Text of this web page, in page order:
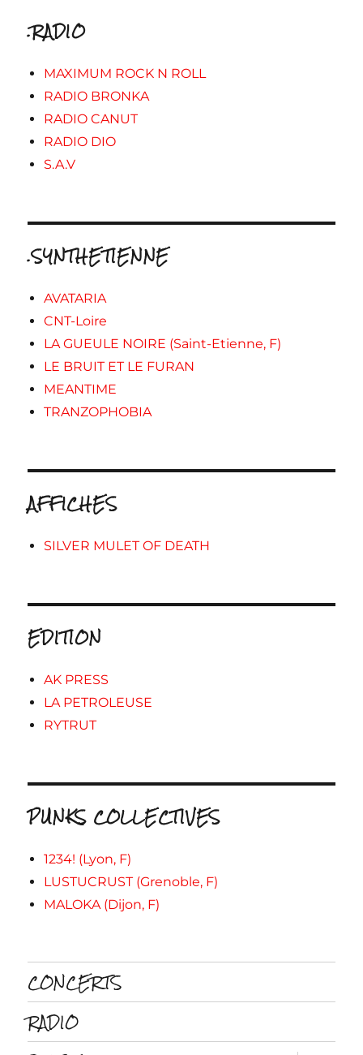
.RADIO
MAXIMUM ROCK N ROLL
RADIO BRONKA
RADIO CANUT
RADIO DIO
S.A.V
.SYNTHETIENNE
AVATARIA
CNT-Loire
LA GUEULE NOIRE (Saint-Etienne, F)
LE BRUIT ET LE FURAN
MEANTIME
TRANZOPHOBIA
AFFICHES
SILVER MULET OF DEATH
EDITION
AK PRESS
LA PETROLEUSE
RYTRUT
PUNKS COLLECTIVES
1234! (Lyon, F)
LUSTUCRUST (Grenoble, F)
MALOKA (Dijon, F)
CONCERTS
RADIO